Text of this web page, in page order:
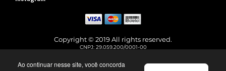
Ao continuar nesse site, você concorda
Copyright © 2019 All rights reserved.
CNPJ: 29.059.200/0001-00
Telefone para contato: (11) 99144-4129
faleconosco@urbane.com.br